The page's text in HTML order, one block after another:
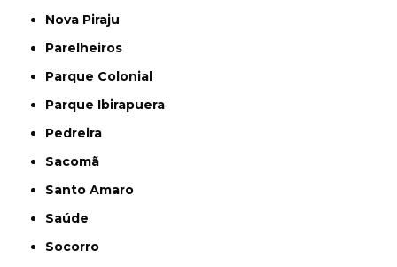
Nova Piraju
Parelheiros
Parque Colonial
Parque Ibirapuera
Pedreira
Sacomã
Santo Amaro
Saúde
Socorro